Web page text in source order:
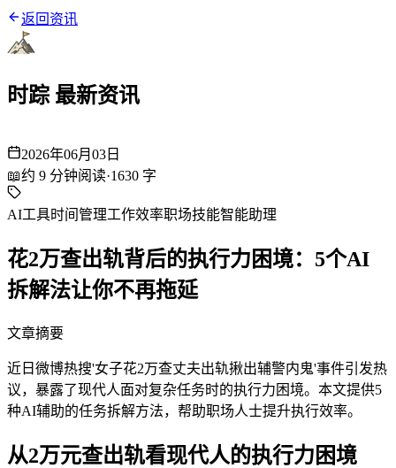
返回资讯
时踪 最新资讯
2026年06月03日
📖约 9 分钟阅读·1630 字
AI工具时间管理工作效率职场技能智能助理
花2万查出轨背后的执行力困境：5个AI
拆解法让你不再拖延
文章摘要
近日微博热搜'女子花2万查丈夫出轨揪出辅警内鬼'事件引发热
议，暴露了现代人面对复杂任务时的执行力困境。本文提供5
种AI辅助的任务拆解方法，帮助职场人士提升执行效率。
从2万元查出轨看现代人的执行力困境